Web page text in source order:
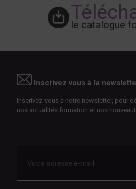
le catalogue
Inscrivez vous à la
Inscrivez-vous à notre newsletter, pour
nos actualités formation et nos
mail *